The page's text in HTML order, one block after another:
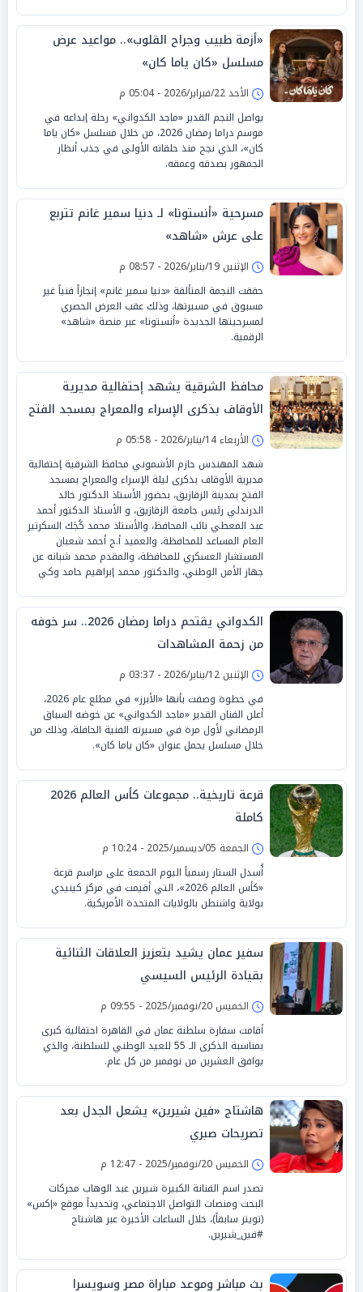
«أزمة طبيب وجراح القلوب».. مواعيد عرض
مسلسل «كان ياما كان»
الأحد 22/فبراير/2026 - 05:04 م
يواصل النجم القدير «ماجد الكدواني» رحلة إبداعه في
موسم دراما رمضان 2026، من خلال مسلسل «كان ياما
كان»، الذي نجح منذ حلقاته الأولى في جذب أنظار
الجمهور بصدقه وعمقه.
مسرحية «أنستونا» لـ دنيا سمير غانم تتربع
على عرش «شاهد»
الإثنين 19/يناير/2026 - 08:57 م
حققت النجمة المتألقة «دنيا سمير غانم» إنجازاً فنياً غير
مسبوق في مسيرتها، وذلك عقب العرض الحصري
لمسرحيتها الجديدة «أنستونا» عبر منصة «شاهد»
الرقمية.
محافظ الشرقية يشهد إحتفالية مديرية
الأوقاف بذكرى الإسراء والمعراج بمسجد الفتح
بمدينة الزقازيق
الأربعاء 14/يناير/2026 - 05:58 م
شهد المهندس حازم الأشموني محافظ الشرقية إحتفالية
مديرية الأوقاف بذكرى ليلة الإسراء والمعراج بمسجد
الفتح بمدينة الزقازيق، بحضور الأستاذ الدكتور خالد
الدرندلي رئيس جامعة الزقازيق، و الأستاذ الدكتور أحمد
عبد المعطي نائب المحافظ، والأستاذ محمد كُجَك السكرتير
العام المساعد للمحافظة، والعميد أ.ح أحمد شعبان
المستشار العسكري للمحافظة، والمقدم محمد شبانه عن
جهاز الأمن الوطني، والدكتور محمد إبراهيم حامد وكي
الكدواني يقتحم دراما رمضان 2026.. سر خوفه
من زحمة المشاهدات
الإثنين 12/يناير/2026 - 03:37 م
في خطوة وصفت بأنها «الأبرز» في مطلع عام 2026،
أعلن الفنان القدير «ماجد الكدواني» عن خوضه السباق
الرمضاني لأول مرة في مسيرته الفنية الحافلة، وذلك من
خلال مسلسل يحمل عنوان «كان ياما كان».
قرعة تاريخية.. مجموعات كأس العالم 2026
كاملة
الجمعة 05/ديسمبر/2025 - 10:24 م
أُسدل الستار رسمياً اليوم الجمعة على مراسم قرعة
«كأس العالم 2026»، التي أقيمت في مركز كينيدي
بولاية واشنطن بالولايات المتحدة الأمريكية.
سفير عمان يشيد بتعزيز العلاقات الثنائية
بقيادة الرئيس السيسي
الخميس 20/نوفمبر/2025 - 09:55 م
أقامت سفارة سلطنة عمان في القاهرة احتفالية كبرى
بمناسبة الذكرى الـ 55 للعيد الوطني للسلطنة، والذي
يوافق العشرين من نوفمبر من كل عام.
هاشتاج «فين شيرين» يشعل الجدل بعد
تصريحات صبري
الخميس 20/نوفمبر/2025 - 12:47 م
تصدر اسم الفنانة الكبيرة شيرين عبد الوهاب محركات
البحث ومنصات التواصل الاجتماعي، وتحديداً موقع «إكس»
(تويتر سابقاً)، خلال الساعات الأخيرة عبر هاشتاج
#فين_شيرين.
بث مباشر وموعد مباراة مصر وسويسرا